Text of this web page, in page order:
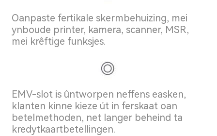
Oanpaste fertikale skermbehuizing, mei
ynboude printer, kamera, scanner, MSR,
mei krêftige funksjes.
EMV-slot is ûntworpen neffens easken,
klanten kinne kieze út in ferskaat oan
betelmethoden, net langer beheind ta
kredytkaartbetellingen.